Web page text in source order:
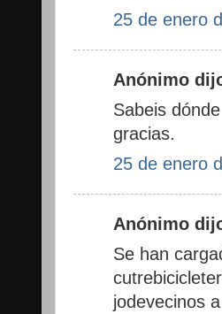
25 de enero
Anónimo
Sabeis
gracias.
25 de enero
Anónimo
Se han
jodevecinos